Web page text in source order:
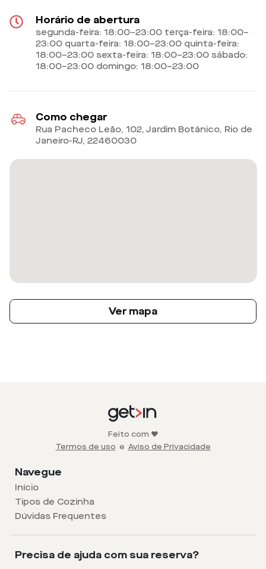
Horário de abertura
segunda-feira: 18:00–23:00 terça-feira: 18:00–
23:00 quarta-feira: 18:00–23:00 quinta-feira:
18:00–23:00 sexta-feira: 18:00–23:00 sábado:
18:00–23:00 domingo: 18:00–23:00
Como chegar
Rua Pacheco Leão, 102, Jardim Botânico, Rio de
Janeiro-RJ,22460030
Ver mapa
Feito com ❤️
Termos de uso e Aviso de Privacidade
Navegue
Início
Tipos de Cozinha
Dúvidas Frequentes
Precisa de ajuda com sua reserva?